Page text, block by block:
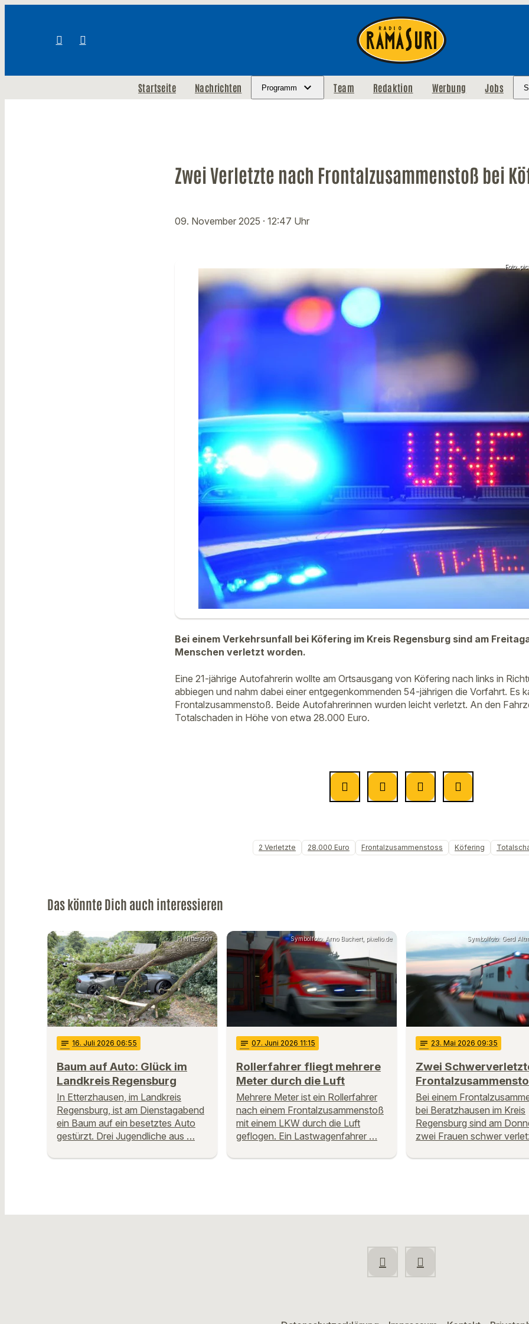
Startseite Nachrichten Programm Team Redaktion Werbung Jobs
Zwei Verletzte nach Frontalzusammenstoß bei
09. November 2025 · 12:47 Uhr
Foto:
Bei einem Verkehrsunfall bei Köfering im Kreis Regensburg sind am
Menschen verletzt worden.
Eine 21-jährige Autofahrerin wollte am Ortsausgang von Köfering nach links in
abbiegen und nahm dabei einer entgegenkommenden 54-jährigen die Vorfahrt. Es
Frontalzusammenstoß. Beide Autofahrerinnen wurden leicht verletzt. An den
Totalschaden in Höhe von etwa 28.000 Euro.
2 Verletzte 28.000 Euro Frontalzusammenstoss Köfering
Das könnte Dich auch interessieren
PI Nittendorf
notes 16. Juli 2026 06:55
Baum auf Auto: Glück im
Landkreis Regensburg
In Etterzhausen, im Landkreis
Regensburg, ist am Dienstagabend
ein Baum auf ein besetztes Auto
gestürzt. Drei Jugendliche aus …
Symbolfoto: Arno Bachert, pixelio.de
notes 07. Juni 2026 11:15
Rollerfahrer fliegt mehrere
Meter durch die Luft
Mehrere Meter ist ein Rollerfahrer
nach einem Frontalzusammenstoß
mit einem LKW durch die Luft
geflogen. Ein Lastwagenfahrer …
Symbolfoto: Gerd
notes 23. Mai 2026 09:35
Zwei
Bei einem
bei Beratzhausen im Kreis
Regensburg sind am
zwei Frauen schwer